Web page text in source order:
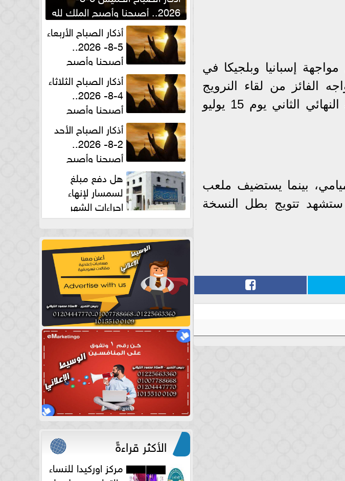
إسبانيا وبلجيكا في
فيما يواجه الفائز من لقاء النرويج
وإنجلترا المتأهل من مباراة الأرجنتين وسويسرا في نصف النهائي الثاني يوم 15 يوليو
يوم 18 يوليو بمدينة ميامي، بينما يستضيف ملعب
النهائية يوم 19 يوليو، والتي ستشهد تتويج بطل النسخة
2026.. أصبحنا وأصبح الملك لله
والحمد لله
أذكار الصباح الأربعاء
5-8- 2026..
أصبحنا وأصبح
الملك لله والحمد للهأذكار الصباح الثلاثاء
4-8- 2026..
أصبحنا وأصبح
الملك لله والحمد للهأذكار الصباح الأحد
2-8- 2026..
أصبحنا وأصبح
الملك لله والحمد للههل دفع مبلغ
لسمسار لإنهاء
إجراءات الشهر
العقارى حلال؟.. أمين الفتوى يجيب
الأكثر قراءةً
مركز اوركيدا للنساء